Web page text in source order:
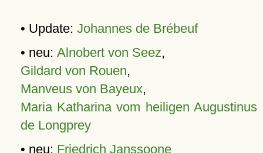
• Update: Johannes de Brébeuf
• neu: Alnobert von Seez,
Gildard von Rouen,
Manveus von Bayeux,
Maria Katharina vom heiligen Augustinus
de Longprey
• neu: Friedrich Janssoone